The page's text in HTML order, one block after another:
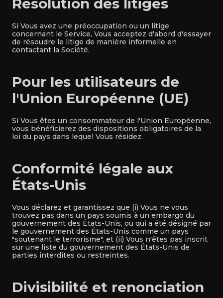
Résolution des litiges
Si Vous avez une préoccupation ou un litige
concernant le Service, Vous acceptez d'abord d'essayer
de résoudre le litige de manière informelle en
contactant la Société.
Pour les utilisateurs de
l'Union Européenne (UE)
Si Vous êtes un consommateur de l'Union Européenne,
vous bénéficierez des dispositions obligatoires de la
loi du pays dans lequel Vous résidez.
Conformité légale aux
États-Unis
Vous déclarez et garantissez que (i) Vous ne vous
trouvez pas dans un pays soumis à un embargo du
gouvernement des États-Unis, ou qui a été désigné par
le gouvernement des États-Unis comme un pays
"soutenant le terrorisme", et (ii) Vous n'êtes pas inscrit
sur une liste du gouvernement des États-Unis de
parties interdites ou restreintes.
Divisibilité et renonciation